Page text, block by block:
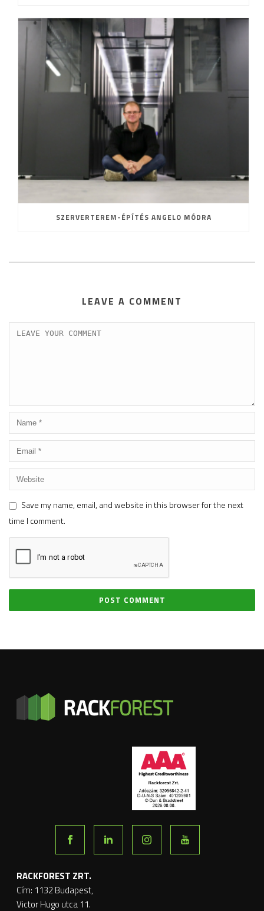
SZERVERTEREM-ÉPÍTÉS ANGELO MÓDRA
LEAVE A COMMENT
Save my name, email, and website in this browser for the next
time I comment.
RACKFOREST ZRT.
Cím: 1132 Budapest,
Victor Hugo utca 11.